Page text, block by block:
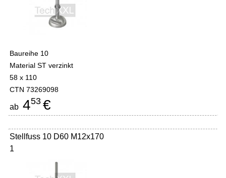
Baureihe 10
Material ST verzinkt
58 x 110
CTN 73269098
ab 453 €
Stellfuss 10 D60 M12x170
1